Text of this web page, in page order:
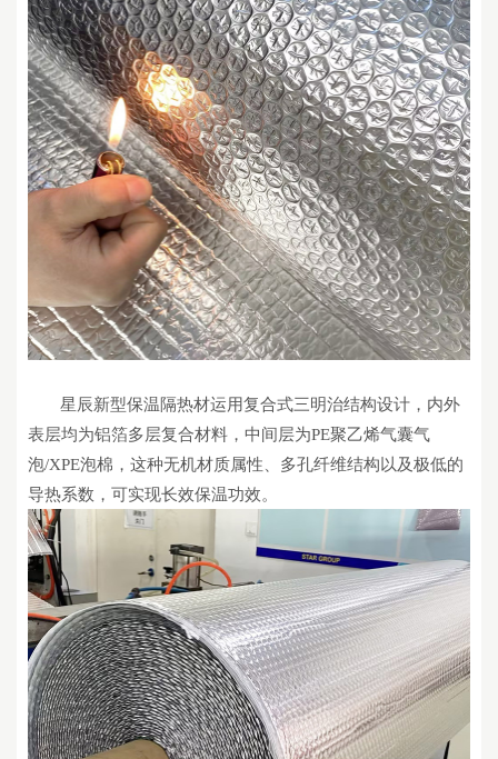
星辰新型保温隔热材运用复合式三明治结构设计，内外
表层均为铝箔多层复合材料，中间层为PE聚乙烯气囊气
泡/XPE泡棉，这种无机材质属性、多孔纤维结构以及极低的
导热系数，可实现长效保温功效。